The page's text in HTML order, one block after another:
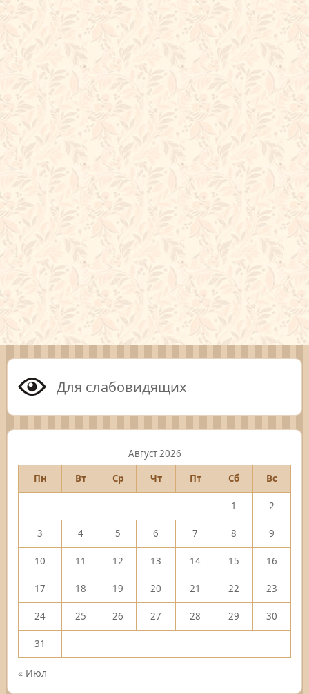
Для слабовидящих
Август 2026
Пн
Вт Ср Чт Пт Сб Вс
1 2
3 4 5 6 7 8 9
10 11 12 13 14 15 16
17 18 19 20 21 22 23
24 25 26 27 28 29 30
31
« Июл